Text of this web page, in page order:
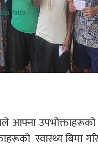
आफ्ना
स्वास्थ्य बिमा